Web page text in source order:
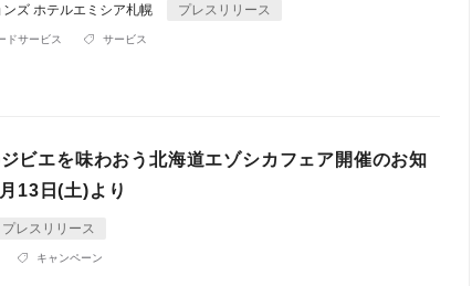
ズ ホテルエミシア札幌 プレスリリース
ドサービス サービス
ビエを味わおう北海道エゾシカフェア開催のお知
13日(土)より
プレスリリース
キャンペーン